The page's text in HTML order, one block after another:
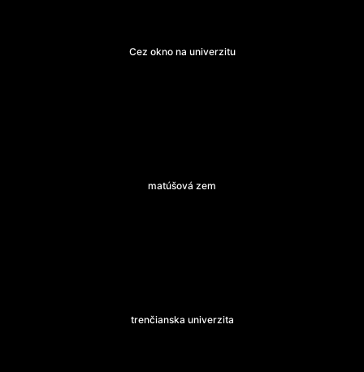
Cez okno na univerzitu
matúšová zem
trenčianska univerzita